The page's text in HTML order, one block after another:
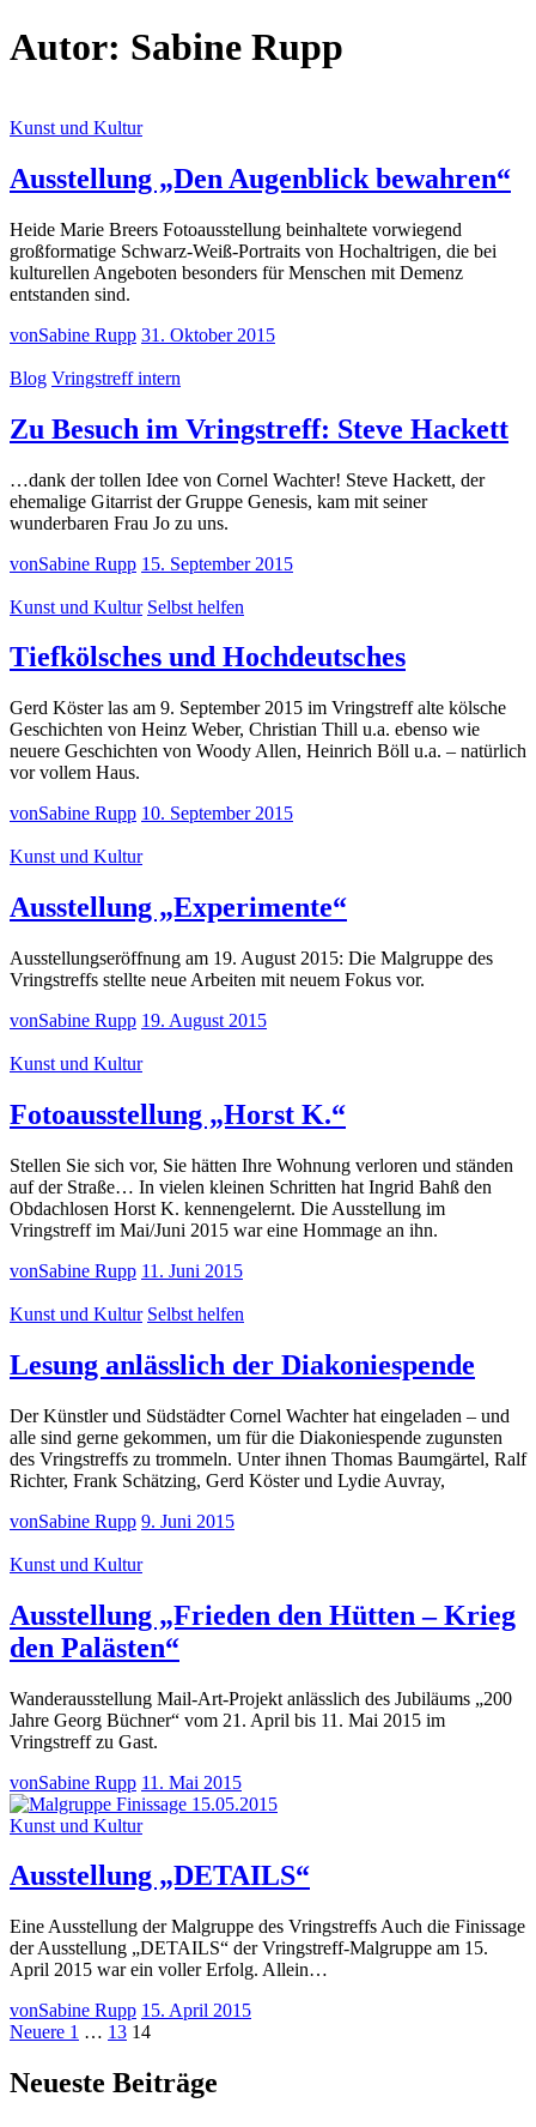
Autor: Sabine Rupp
Kunst und Kultur
Ausstellung „Den Augenblick bewahren“
Heide Marie Breers Fotoausstellung beinhaltete vorwiegend
großformatige Schwarz-Weiß-Portraits von Hochaltrigen, die bei
kulturellen Angeboten besonders für Menschen mit Demenz
entstanden sind.
vonSabine Rupp 31. Oktober 2015
Blog Vringstreff intern
Zu Besuch im Vringstreff: Steve Hackett
…dank der tollen Idee von Cornel Wachter! Steve Hackett, der
ehemalige Gitarrist der Gruppe Genesis, kam mit seiner
wunderbaren Frau Jo zu uns.
vonSabine Rupp 15. September 2015
Kunst und Kultur Selbst helfen
Tiefkölsches und Hochdeutsches
Gerd Köster las am 9. September 2015 im Vringstreff alte kölsche
Geschichten von Heinz Weber, Christian Thill u.a. ebenso wie
neuere Geschichten von Woody Allen, Heinrich Böll u.a. – natürlich
vor vollem Haus.
vonSabine Rupp 10. September 2015
Kunst und Kultur
Ausstellung „Experimente“
Ausstellungseröffnung am 19. August 2015: Die Malgruppe des
Vringstreffs stellte neue Arbeiten mit neuem Fokus vor.
vonSabine Rupp 19. August 2015
Kunst und Kultur
Fotoausstellung „Horst K.“
Stellen Sie sich vor, Sie hätten Ihre Wohnung verloren und ständen
auf der Straße… In vielen kleinen Schritten hat Ingrid Bahß den
Obdachlosen Horst K. kennengelernt. Die Ausstellung im
Vringstreff im Mai/Juni 2015 war eine Hommage an ihn.
vonSabine Rupp 11. Juni 2015
Kunst und Kultur Selbst helfen
Lesung anlässlich der Diakoniespende
Der Künstler und Südstädter Cornel Wachter hat eingeladen – und
alle sind gerne gekommen, um für die Diakoniespende zugunsten
des Vringstreffs zu trommeln. Unter ihnen Thomas Baumgärtel, Ralf
Richter, Frank Schätzing, Gerd Köster und Lydie Auvray,
vonSabine Rupp 9. Juni 2015
Kunst und Kultur
Ausstellung „Frieden den Hütten – Krieg
den Palästen“
Wanderausstellung Mail-Art-Projekt anlässlich des Jubiläums „200
Jahre Georg Büchner“ vom 21. April bis 11. Mai 2015 im
Vringstreff zu Gast.
vonSabine Rupp 11. Mai 2015
Kunst und Kultur
Ausstellung „DETAILS“
Eine Ausstellung der Malgruppe des Vringstreffs Auch die Finissage
der Ausstellung „DETAILS“ der Vringstreff-Malgruppe am 15.
April 2015 war ein voller Erfolg. Allein…
vonSabine Rupp 15. April 2015
Seitennummerierung
der
Beiträge
Neuere Neuere
Seite
1 … Seite
13 Seite
14
Neueste Beiträge